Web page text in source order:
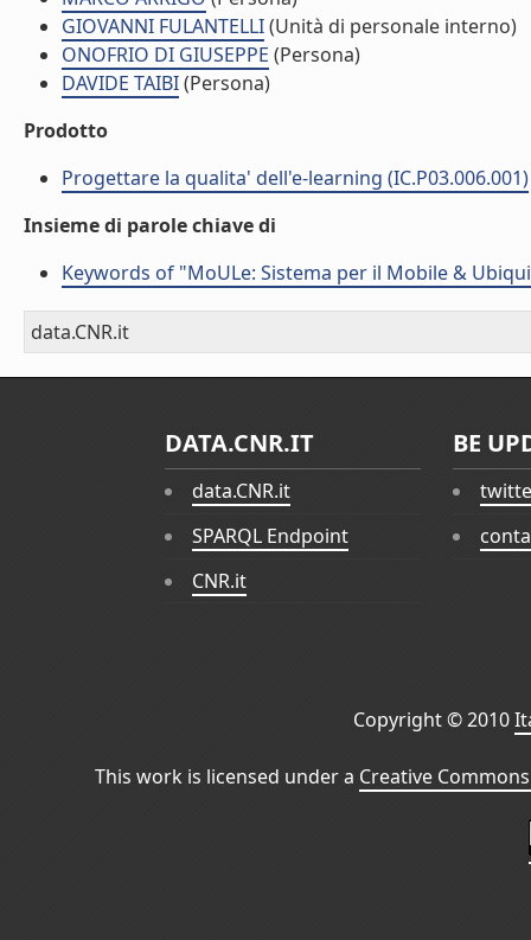
GIOVANNI FULANTELLI(Unità di personale interno)
ONOFRIO DI GIUSEPPE (Persona)
DAVIDE TAIBI(Persona)
Prodotto
Progettare la qualita' dell'e-learning (IC.P03.006.001)
Insieme di parole chiave di
Keywords of "MoULe: Sistema per il Mobile &
data.CNR.it
DATA.CNR.IT
data.CNR.it
SPARQL Endpoint
CNR.it
BE
Copyright © 2010
This work is licensed under a Creative